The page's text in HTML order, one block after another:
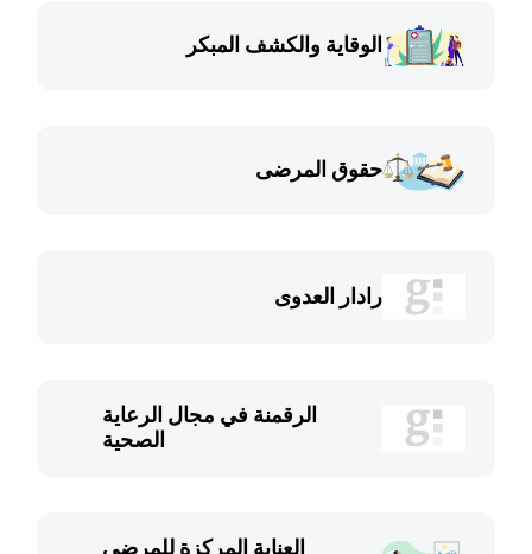
الوقاية والكشف المبكر
حقوق المرضى
رادار العدوى
الرقمنة في مجال الرعاية
الصحية
العناية المركزة للمرضى